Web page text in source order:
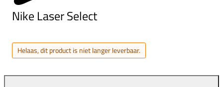
Nike Laser Select
Helaas, dit product is niet langer leverbaar.